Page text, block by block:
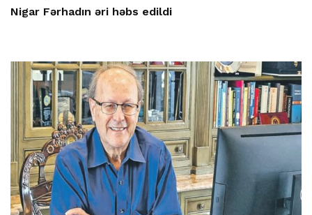
Nigar Fərhadın əri həbs edildi